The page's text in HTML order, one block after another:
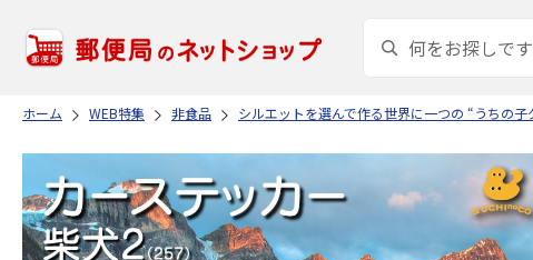
ホーム WEB特集 非食品 シルエットを選んで作る世界に一つの “うちの子